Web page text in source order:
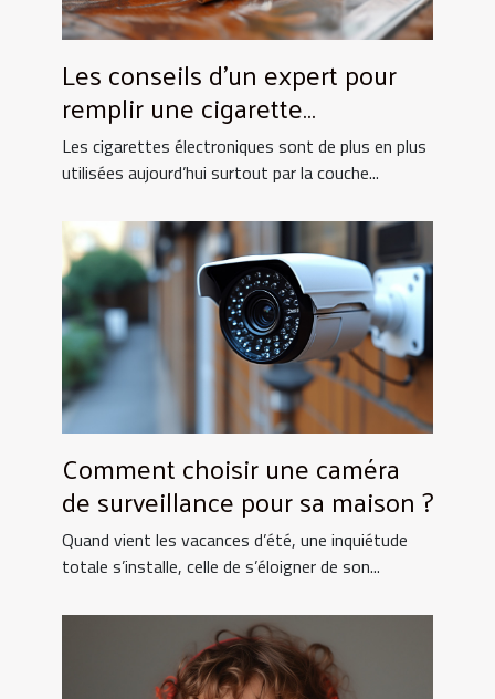
Les conseils d'un expert pour
remplir une cigarette
électronique !
Les cigarettes électroniques sont de plus en plus
utilisées aujourd’hui surtout par la couche...
Comment choisir une caméra
de surveillance pour sa maison ?
Quand vient les vacances d’été, une inquiétude
totale s’installe, celle de s’éloigner de son...